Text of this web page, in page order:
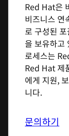
Red Hat은
비즈니스 연
로 구성된
을 보유하고
로세스는
Red Hat 제
에게 지원,
니다.
문의하기